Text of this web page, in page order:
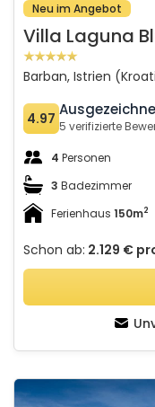
Neu im Angebot
Villa Laguna
Barban, Istrien
4.97 5 verifizierte
4 Personen
3 Badezimmer
Ferienhaus 150m2
Schon ab: 2.129 €
Villa Rosalie with